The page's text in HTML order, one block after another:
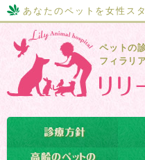
あなたのペットを女性ス
ペットの
フィラリ